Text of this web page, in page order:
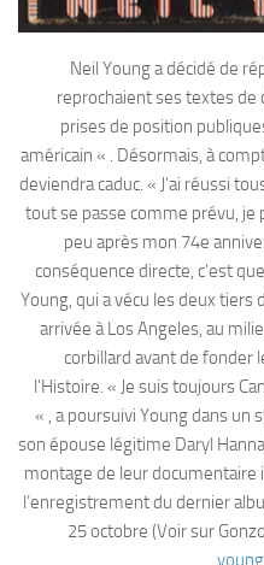
Neil Young a décidé de
reprochaient ses textes de
prises de position
américain « . Désormais, à
deviendra caduc. « J’ai réussi
tout se passe comme prévu, je
peu après mon 74e
conséquence directe, c’est
Young, qui a vécu les deux tiers
arrivée à Los Angeles, au
corbillard avant de fonder
l’Histoire. « Je suis toujours
« , a poursuivi Young dans un
son épouse légitime Daryl
montage de leur documentaire
l’enregistrement du dernier
25 octobre (Voir sur